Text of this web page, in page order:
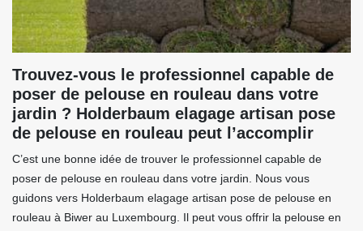
Trouvez-vous le professionnel capable de
poser de pelouse en rouleau dans votre
jardin ? Holderbaum elagage artisan pose
de pelouse en rouleau peut l’accomplir
C’est une bonne idée de trouver le professionnel capable de
poser de pelouse en rouleau dans votre jardin. Nous vous
guidons vers Holderbaum elagage artisan pose de pelouse en
rouleau à Biwer au Luxembourg. Il peut vous offrir la pelouse en